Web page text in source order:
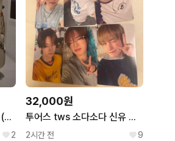
말본 골프백 스탠드 캐디백 (그린색)
2
32,000원
투어스 tws 소다소다 신유 도훈 영재 한진 지훈 경민 hmv 특전 포카 판매
2시간 전 9